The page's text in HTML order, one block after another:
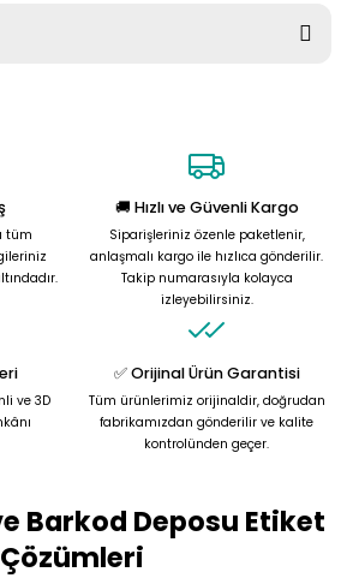
ederiz.
veya görüntülenemiyor.
bilgiler bulunuyor.
bulunuyor.
daha pahalı.
Gönder
tüm
🚚 Hızlı ve Güvenli Kargo
Siparişleriniz özenle paketlenir,
anlaşmalı kargo ile hızlıca gönderilir.
Takip numarasıyla kolayca
izleyebilirsiniz.
ve 3D
✅ Orijinal Ürün Garantisi
Tüm ürünlerimiz orijinaldir, doğrudan
fabrikamızdan gönderilir ve kalite
kontrolünden geçer.
Barkod Deposu Etiket
Çözümleri